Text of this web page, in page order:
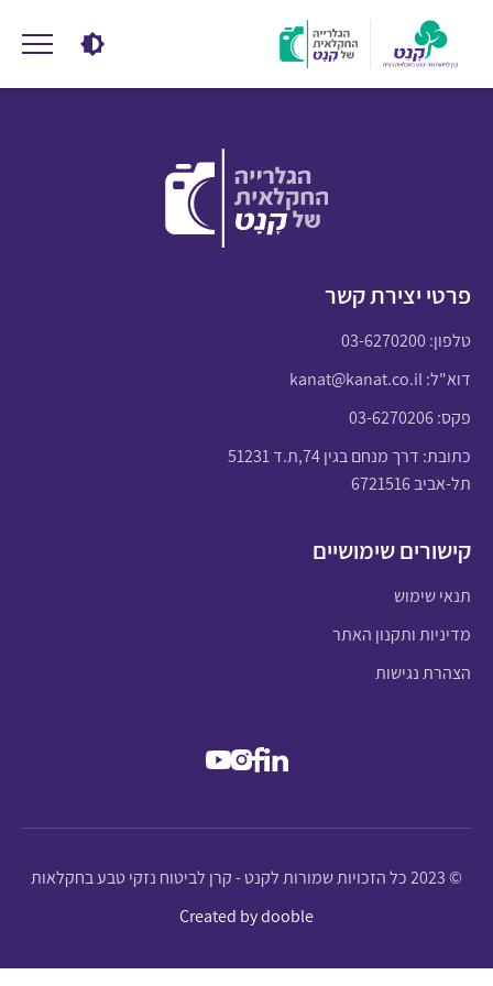
פרטי יצירת קשר
טלפון:03-6270200
דוא"ל:kanat@kanat.co.il
פקס: 03-6270206
כתובת: דרך מנחם בגין 74,ת.ד 51231
תל-אביב 6721516
קישורים שימושיים
תנאי שימוש
מדיניות ותקנון האתר
הצהרת נגישות
© 2023 כל הזכויות שמורות לקנט - קרן לביטוח נזקי טבע בחקלאות
Created by dooble